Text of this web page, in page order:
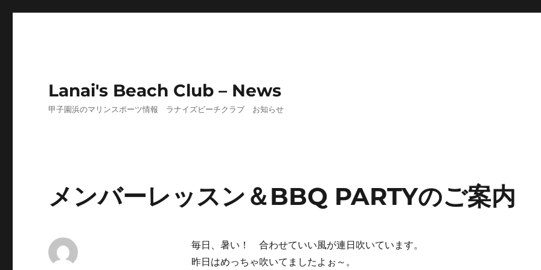
Lanai's Beach Club – News
甲子園浜のマリンスポーツ情報 ラナイズビーチクラブ お知らせ
メンバーレッスン＆BBQ PARTYのご案内
毎日、暑い！ 合わせていい風が連日吹いています。
昨日はめっちゃ吹いてましたよぉ～。